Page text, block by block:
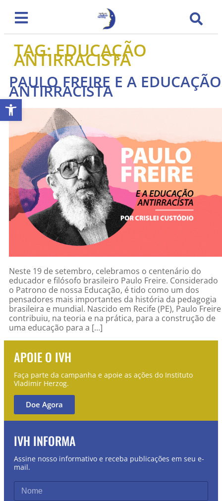
Abrir a barra de ferramentas
TAG:EDUCAÇÃO
ANTIRRACISTA
PAULO FREIRE E A EDUCAÇÃO
ANTIRRACISTA
Neste 19 de setembro, celebramos o centenário do
educador e filósofo brasileiro Paulo Freire. Considerado
o Patrono de nossa Educação, é tido como um dos
pensadores mais importantes da história da pedagogia
brasileira e mundial. Nascido em Recife (PE), Paulo Freire
contribuiu, na teoria e na prática, para a construção de
uma educação para a […]
APOIE O IVH
Faça parte da campanha e apoie as ações do Instituto
Vladimir Herzog.
Doe Agora
IVH INFORMA
Assine nosso informativo e receba publicações em seu e-
mail.